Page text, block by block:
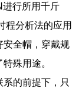
行所用千斤
程分析法的应用
安全帽，穿戴规
殊用途。
的前提下，只